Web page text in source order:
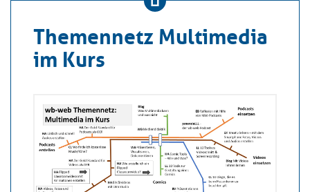
Themennetz Multimedia
im Kurs